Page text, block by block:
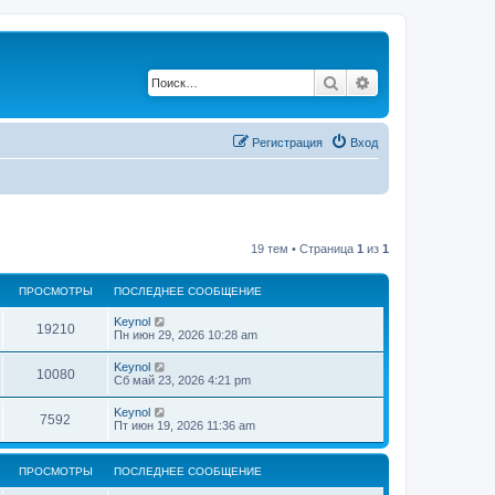
Поиск
Вход
Регистрация
19 тем • Страница 1 из 1
ПРОСМОТРЫ ПОСЛЕДНЕЕ СООБЩЕНИЕ
19210П
р
м
о
П
о
л
е
д
н
е
е
с
о
о
б
щ
Keynol
Пн июн 29, 2026 10:28 am
10080П
р
с
м
П
о
л
е
д
н
е
е
с
Keynol
Сб май 23, 2026 4:21 pm
7592
р
о
П
о
л
д
н
Keynol
Пт июн 19, 2026 11:36 am
ПРОСМОТРЫ ПОСЛЕДНЕЕ СООБЩЕНИЕ